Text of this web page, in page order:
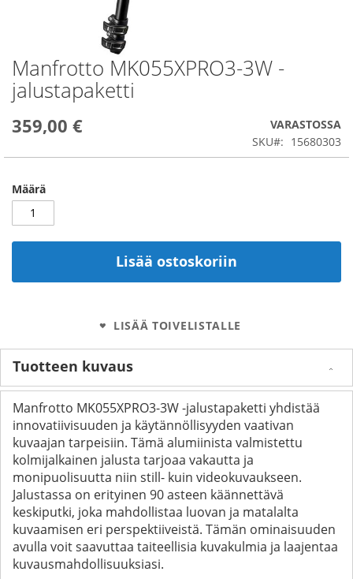
Manfrotto MK055XPRO3-3W -
jalustapaketti
359,00 €
VARASTOSSA
SKU
15680303
Määrä
Lisää ostoskoriin
LISÄÄ TOIVELISTALLE
Skip
to
the
of
Tuotteen kuvaus
Manfrotto MK055XPRO3-3W -jalustapaketti yhdistää
innovatiivisuuden ja käytännöllisyyden vaativan
kuvaajan tarpeisiin. Tämä alumiinista valmistettu
kolmijalkainen jalusta tarjoaa vakautta ja
monipuolisuutta niin still- kuin videokuvaukseen.
Jalustassa on erityinen 90 asteen käännettävä
keskiputki, joka mahdollistaa luovan ja matalalta
kuvaamisen eri perspektiiveistä. Tämän ominaisuuden
avulla voit saavuttaa taiteellisia kuvakulmia ja laajentaa
kuvausmahdollisuuksiasi.